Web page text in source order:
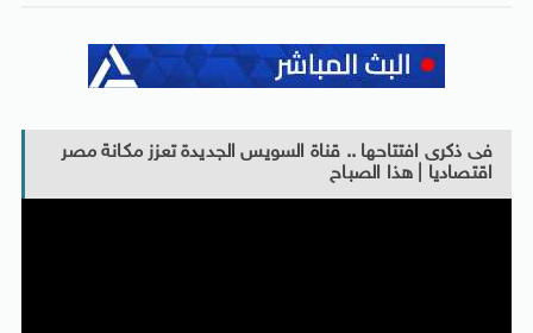
فى ذكرى افتتاحها .. قناة السويس الجديدة تعزز مكانة مصر
اقتصاديا | هذا الصباح